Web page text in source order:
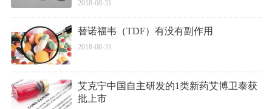
2018-08-31
替诺福韦（TDF）有没有副作用
2018-08-31
艾克宁中国自主研发的1类新药艾博卫泰获
批上市